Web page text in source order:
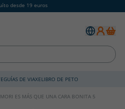
desde 19 euros
GUÍAS DE VIAXELIBRO DE PETO
ES MÁS QUE UNA CARA BONITA 5